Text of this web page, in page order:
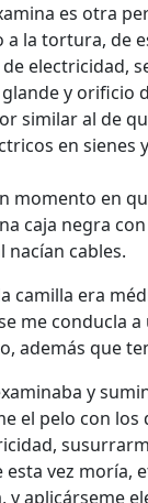
es otra
a la tortura, de
electricidad,
y orificio
similar al de
en sienes
momento en
caja negra
nacían cables.
camilla era
me conducla
además que
y
el pelo con
vez moría,
y aplicárseme